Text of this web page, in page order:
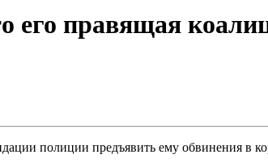
правящая
полиции предъявить ему обвинения в